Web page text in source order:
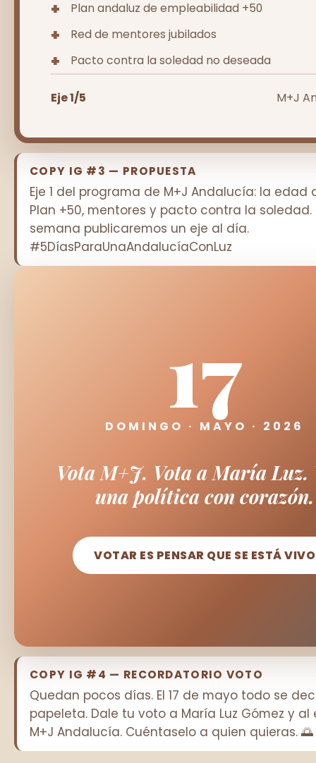
Plan andaluz de empleabilidad +50
Red de mentores jubilados
Pacto contra la soledad no deseada
Eje 1/5 M+J
COPY IG #3 — PROPUESTA
Eje 1 del programa de M+J Andalucía: la edad
Plan +50, mentores y pacto contra la soledad.
semana publicaremos un eje al día.
#5DíasParaUnaAndalucíaConLuz
17
DOMINGO · MAYO · 2026
Vota M+J. Vota a María Luz.
una política con corazón.
VOTAR ES PENSAR QUE SE ESTÁ VIVO
COPY IG #4 — RECORDATORIO VOTO
Quedan pocos días. El 17 de mayo todo se
papeleta. Dale tu voto a María Luz Gómez y al
M+J Andalucía. Cuéntaselo a quien quieras. 🌅